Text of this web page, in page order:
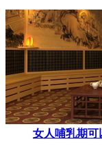
女人哺乳期可